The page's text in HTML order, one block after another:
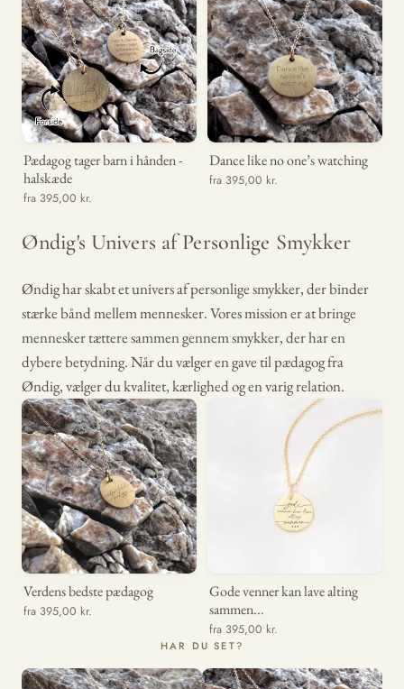
Pædagog tager barn i hånden -
halskæde
fra 395,00 kr.
Dance like no one’s watching
fra 395,00 kr.
Øndig's Univers af Personlige Smykker
Øndig har skabt et univers af personlige smykker, der binder
stærke bånd mellem mennesker. Vores mission er at bringe
mennesker tættere sammen gennem smykker, der har en
dybere betydning. Når du vælger en gave til pædagog fra
Øndig, vælger du kvalitet, kærlighed og en varig relation.
Verdens bedste pædagog
fra 395,00 kr.
Gode venner kan lave alting
sammen...
fra 395,00 kr.
HAR DU SET?